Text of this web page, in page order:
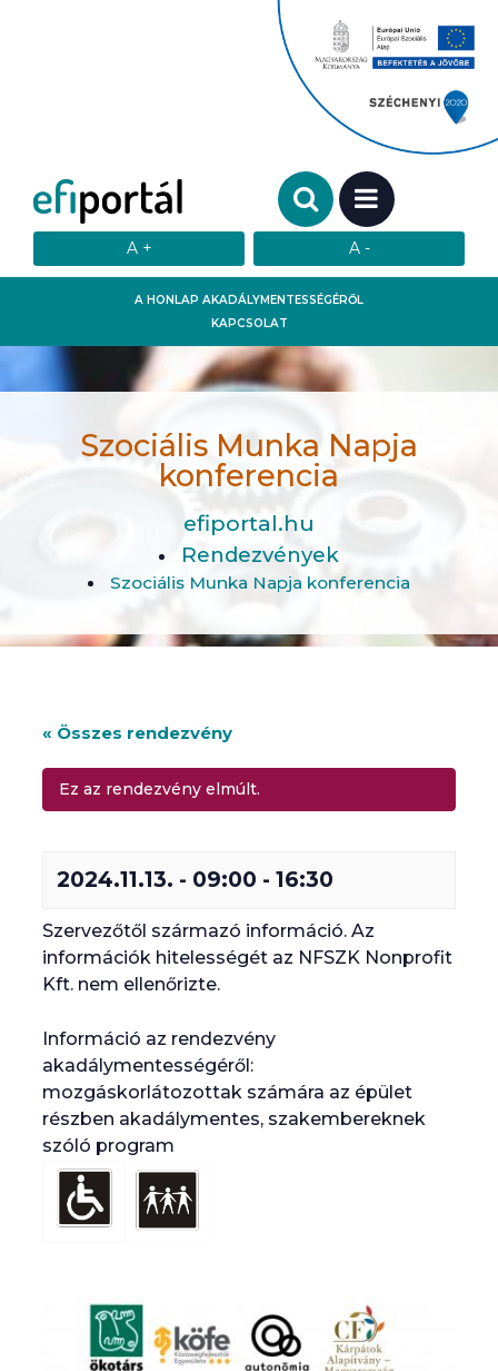
A HONLAP AKADÁLYMENTESSÉGÉRŐL
KAPCSOLAT
Keresendő szó:
MENÜ
Szociális Munka Napja
konferencia
efiportal.hu
Rendezvények
Szociális Munka Napja konferencia
« Összes rendezvény
Ez az rendezvény elmúlt.
2024.11.13. - 09:00 - 16:30
Szervezőtől származó információ. Az
információk hitelességét az NFSZK Nonprofit
Kft. nem ellenőrizte.
Információ az rendezvény
akadálymentességéről:
mozgáskorlátozottak számára az épület
részben akadálymentes, szakembereknek
szóló program